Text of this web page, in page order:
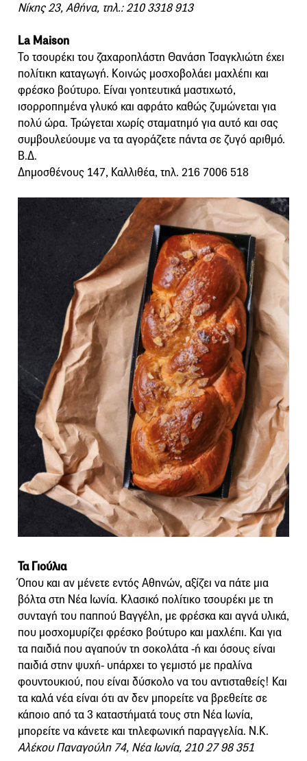
Νίκης 23, Αθήνα, τηλ.: 210 3318 913
La Maison
Το τσουρέκι του ζαχαροπλάστη Θανάση Τσαγκλιώτη έχει
πολίτικη καταγωγή. Κοινώς μοσχοβολάει μαχλέπι και
φρέσκο βούτυρο. Είναι γοητευτικά μαστιχωτό,
ισορροπημένα γλυκό και αφράτο καθώς ζυμώνεται για
πολύ ώρα. Τρώγεται χωρίς σταματημό για αυτό και σας
συμβουλεύουμε να τα αγοράζετε πάντα σε ζυγό αριθμό.
Β.Δ.
Δηµοσθένους 147, Καλλιθέα, τηλ. 216 7006 518
Τα Γιούλια
Όπου και αν μένετε εντός Αθηνών, αξίζει να πάτε μια
βόλτα στη Νέα Ιωνία. Kλασικό πολίτικο τσουρέκι με τη
συνταγή του παππού Βαγγέλη, με φρέσκα και αγνά υλικά,
που μοσχομυρίζει φρέσκο βούτυρο και μαχλέπι. Και για
τα παιδιά που αγαπούν τη σοκολάτα -ή και όσους είναι
παιδιά στην ψυχή- υπάρχει το γεμιστό με πραλίνα
φουντουκιού, που είναι δύσκολο να του αντισταθείς! Και
τα καλά νέα είναι ότι αν δεν μπορείτε να βρεθείτε σε
κάποιο από τα 3 καταστήματά τους στη Νέα Ιωνία,
μπορείτε να κάνετε και τηλεφωνική παραγγελία. Ν.Κ.
Αλέκου Παναγούλη 74, Νέα Ιωνία, 210 27 98 351